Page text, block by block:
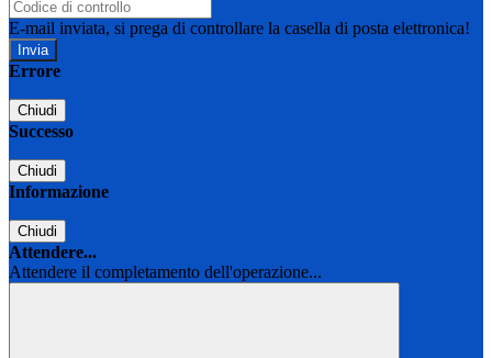
E-mail inviata, si prega di controllare la casella di posta elettronica!
Errore
Chiudi
Successo
Chiudi
Informazione
Chiudi
Attendere...
Attendere il completamento dell'operazione...